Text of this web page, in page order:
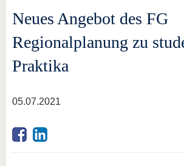
Neues Angebot des FG
Regionalplanung zu
Praktika
05.07.2021